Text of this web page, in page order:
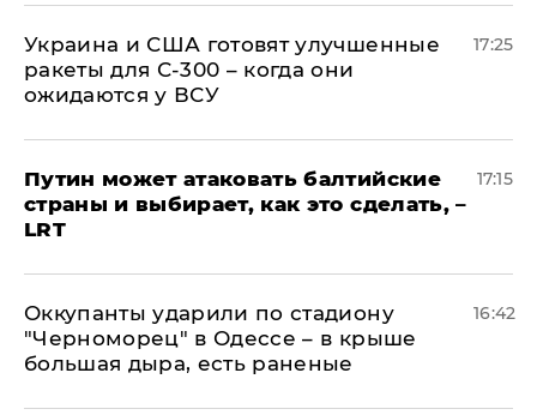
Украина и США готовят улучшенные
ракеты для С-300 – когда они
ожидаются у ВСУ
17:25
Путин может атаковать балтийские
страны и выбирает, как это сделать, –
LRT
17:15
Оккупанты ударили по стадиону
"Черноморец" в Одессе – в крыше
большая дыра, есть раненые
16:42